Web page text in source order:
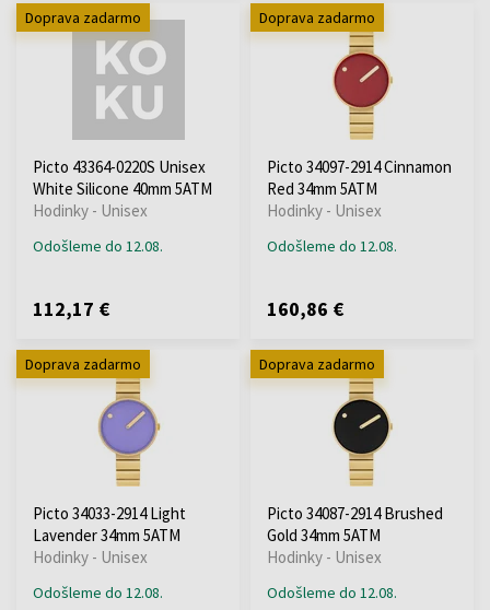
Doprava zadarmo
Picto 43364-0220S Unisex
White Silicone 40mm 5ATM
Hodinky - Unisex
Odošleme do 12.08.
112,17 €
Doprava zadarmo
Picto 34097-2914 Cinnamon
Red 34mm 5ATM
Hodinky - Unisex
Odošleme do 12.08.
160,86 €
Doprava zadarmo
Picto 34033-2914 Light
Lavender 34mm 5ATM
Hodinky - Unisex
Odošleme do 12.08.
Doprava zadarmo
Picto 34087-2914 Brushed
Gold 34mm 5ATM
Hodinky - Unisex
Odošleme do 12.08.